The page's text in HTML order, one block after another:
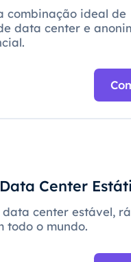
combinação ideal de
data center e
Center
center estável,
todo o mundo.